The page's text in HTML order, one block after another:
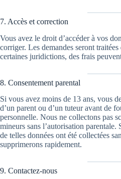
7. Accès et correction
Vous avez le droit d’accéder à vos
corriger. Les demandes seront
certaines juridictions, des frais
8. Consentement parental
Si vous avez moins de 13 ans, vous
d’un parent ou d’un tuteur avant de
personnelle. Nous ne collectons pas
mineurs sans l’autorisation
de telles données ont été collectées
supprimerons rapidement.
9. Contactez-nous